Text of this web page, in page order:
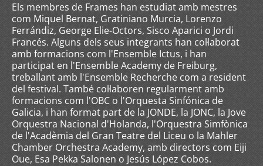
Els membres de Frames han estudiat amb mestres
com Miquel Bernat, Gratiniano Murcia, Lorenzo
Ferrándiz, George Elie-Octors, Sisco Aparici o Jordi
Francés. Alguns dels seus integrants han col·laborat
amb formacions com l'Ensemble Ictus, i han
participat en l'Ensemble Academy de Freiburg,
treballant amb l'Ensemble Recherche com a resident
del festival. També col·laboren regularment amb
formacions com l'OBC o l'Orquesta Sinfónica de
Galicia, i han format part de la JONDE, la JONC, la Jove
Orquestra Nacional d'Holanda, l'Orquestra Simfònica
de l'Acadèmia del Gran Teatre del Liceu o la Mahler
Chamber Orchestra Academy, amb directors com Eiji
Oue, Esa Pekka Salonen o Jesús López Cobos.